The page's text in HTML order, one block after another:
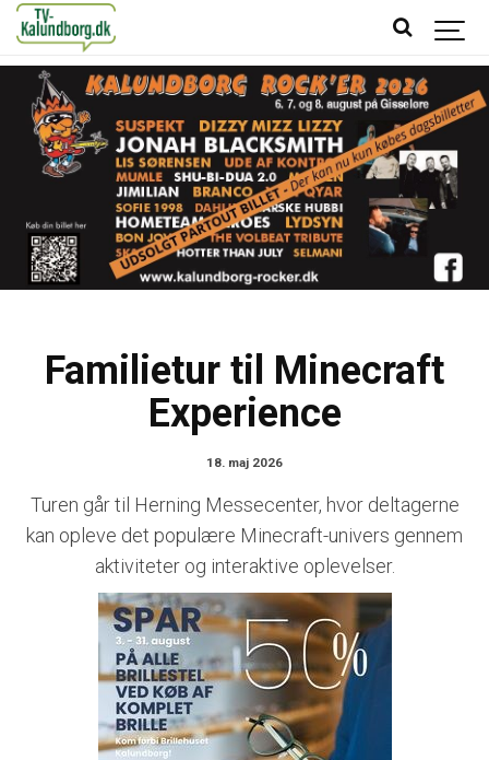
Familietur til Minecraft
Experience
18. maj 2026
Turen går til Herning Messecenter, hvor deltagerne
kan opleve det populære Minecraft-univers gennem
aktiviteter og interaktive oplevelser.